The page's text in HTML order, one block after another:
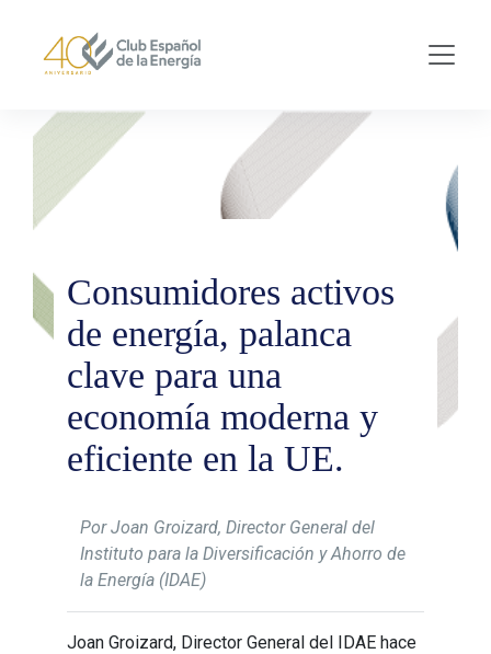
Consumidores activos
de energía, palanca
clave para una
economía moderna y
eficiente en la UE.
Por Joan Groizard, Director General del
Instituto para la Diversificación y Ahorro de
la Energía (IDAE)
Joan Groizard, Director General del IDAE hace